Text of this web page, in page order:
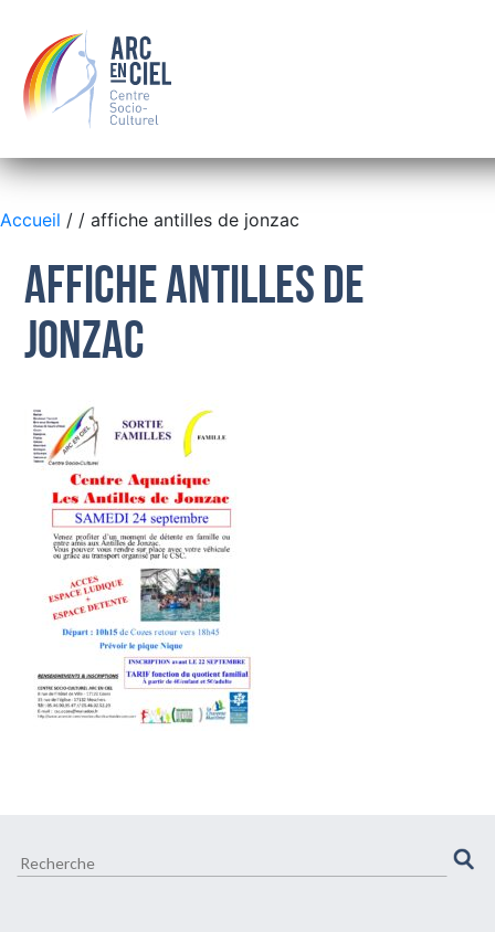
QUI SOMMES-NOUS ?
LE CONSEIL D’ADMINISTRATION
BOURSE
FAMILLE
SOLIDARITÉ
CULTURE ET VIE LOCALE
BIEN-ÊTRE VIEILLIR BIEN
Accueil / / affiche antilles de jonzac
affiche antilles de
jonzac